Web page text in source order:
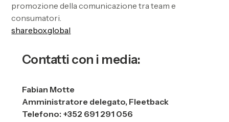
promozione della comunicazione tra team e
consumatori.
sharebox.global
Contatti con i media:
Fabian Motte
Amministratore delegato, Fleetback
Telefono: +352 691 291 056